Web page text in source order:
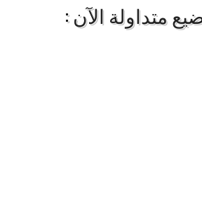
متداولة الآن :